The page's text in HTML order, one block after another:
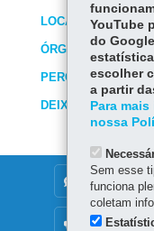
LOCAIS DE
ÓRGÃO
PERGUNTAS
DEIXE SUA
DENUNCIE
OUVIDORIA
YouTube
do
escolher
a partir
Para
nossa
Sem esse
funciona
coletam